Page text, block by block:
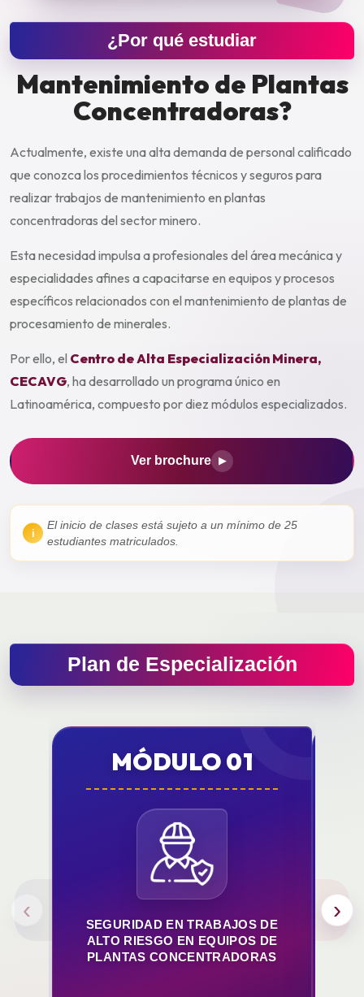
¿Por qué estudiar
Mantenimiento de Plantas
Concentradoras?
Actualmente, existe una alta demanda de personal calificado
que conozca los procedimientos técnicos y seguros para
realizar trabajos de mantenimiento en plantas
concentradoras del sector minero.
Esta necesidad impulsa a profesionales del área mecánica y
especialidades afines a capacitarse en equipos y procesos
específicos relacionados con el mantenimiento de plantas de
procesamiento de minerales.
Por ello, el Centro de Alta Especialización Minera,
CECAVG, ha desarrollado un programa único en
Latinoamérica, compuesto por diez módulos especializados.
Ver brochure ▶
El inicio de clases está sujeto a un mínimo de 25
estudiantes matriculados.
Plan de Especialización
‹
MÓDULO 01
SEGURIDAD EN TRABAJOS DE
ALTO RIESGO EN EQUIPOS DE
PLANTAS CONCENTRADORAS
›